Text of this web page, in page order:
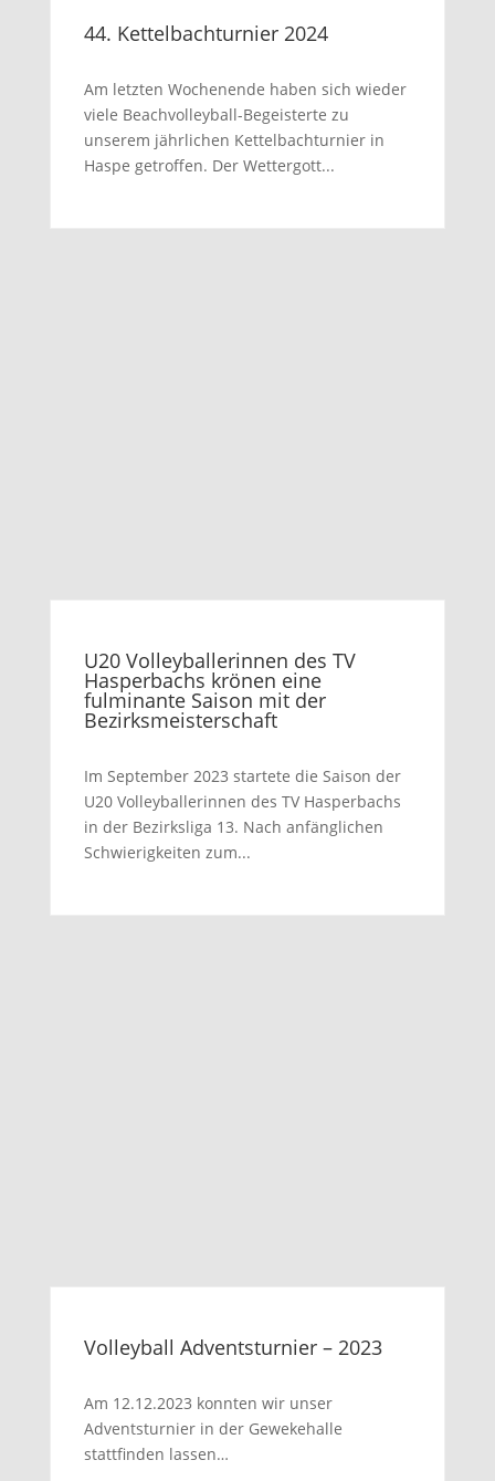
44. Kettelbachturnier 2024
Am letzten Wochenende haben sich wieder
viele Beachvolleyball-Begeisterte zu
unserem jährlichen Kettelbachturnier in
Haspe getroffen. Der Wettergott...
U20 Volleyballerinnen des TV
Hasperbachs krönen eine
fulminante Saison mit der
Bezirksmeisterschaft
Im September 2023 startete die Saison der
U20 Volleyballerinnen des TV Hasperbachs
in der Bezirksliga 13. Nach anfänglichen
Schwierigkeiten zum...
Volleyball Adventsturnier – 2023
Am 12.12.2023 konnten wir unser
Adventsturnier in der Gewekehalle
stattfinden lassen…